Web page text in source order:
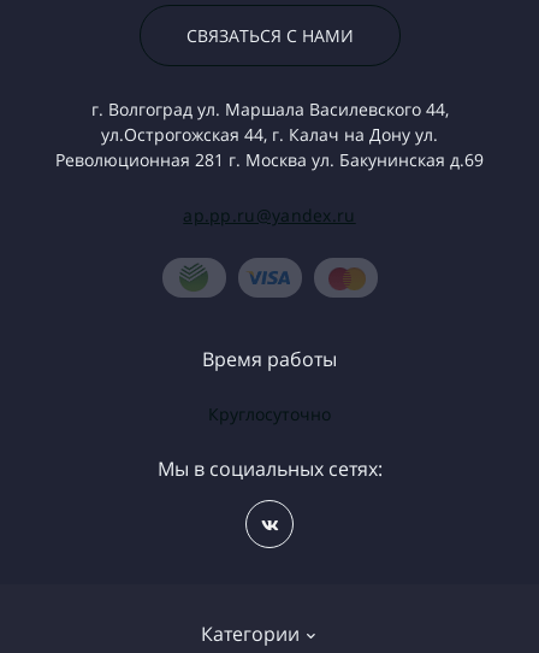
СВЯЗАТЬСЯ С НАМИ
г. Волгоград ул. Маршала Василевского 44,
ул.Острогожская 44, г. Калач на Дону ул.
Революционная 281 г. Москва ул. Бакунинская д.69
ap.pp.ru@yandex.ru
Категории
Время работы
Круглосуточно
Мы в социальных сетях: